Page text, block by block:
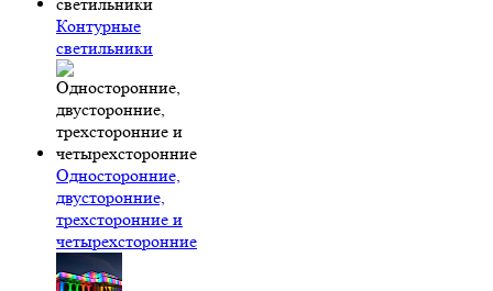
Контурные
светильники
Односторонние,
двусторонние,
трехсторонние и
четырехсторонние